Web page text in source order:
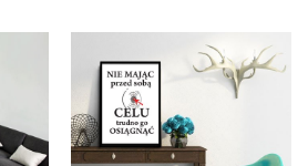
wiele
wariantów.
Opcje
można
wybrać